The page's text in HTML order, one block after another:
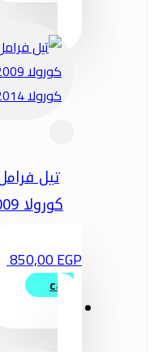
تيل
850,00EGP
cart